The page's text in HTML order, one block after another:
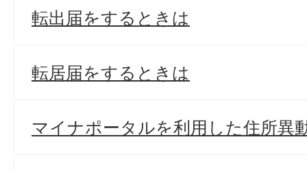
転出届をするときは
転居届をするときは
マイナポータルを利用した住所異